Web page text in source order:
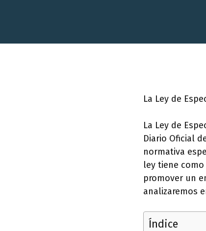
La Ley de
La Ley de
Diario Oficial
normativa
ley tiene
promover un
analizaremos
Índice